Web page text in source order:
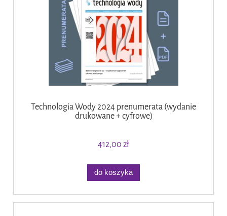
Technologia Wody 2024 prenumerata (wydanie
drukowane + cyfrowe)
412,00 zł
do koszyka